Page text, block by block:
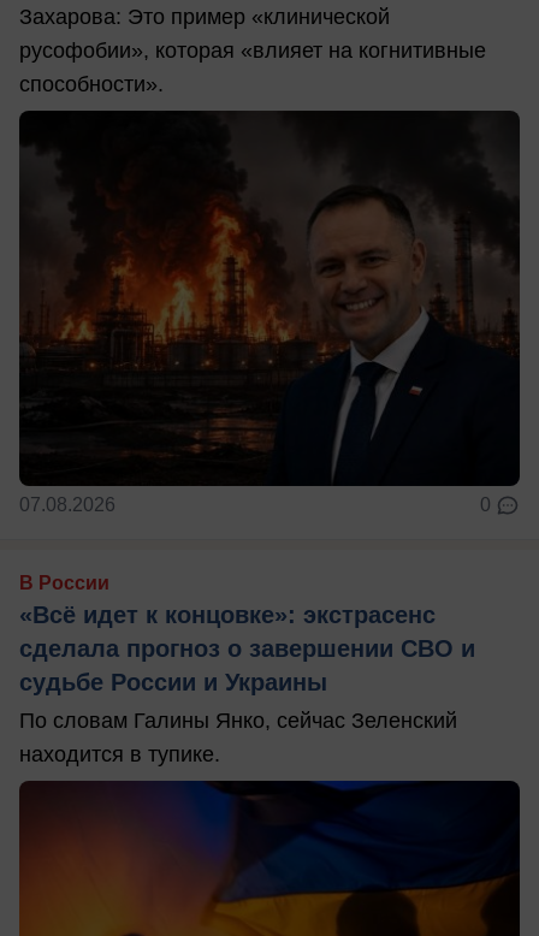
Захарова: Это пример «клинической
русофобии», которая «влияет на когнитивные
способности».
07.08.2026 0
В России
«Всё идет к концовке»: экстрасенс
сделала прогноз о завершении СВО и
судьбе России и Украины
По словам Галины Янко, сейчас Зеленский
находится в тупике.